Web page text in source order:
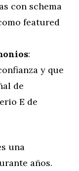
con schema
featured
:
y que
de
E de
una
años.